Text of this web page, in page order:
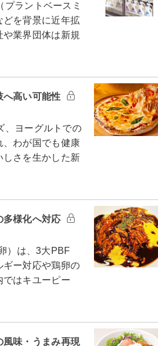
ラントベースミ
どを背景に近年拡
業界団体は新規
へ高い可能性
ヨーグルトでの
、わが国でも健康
しさを生かした新
多様化へ対応
は、3大PBF
ギー対応や鶏卵の
はキユーピー
風味・うまみ再現